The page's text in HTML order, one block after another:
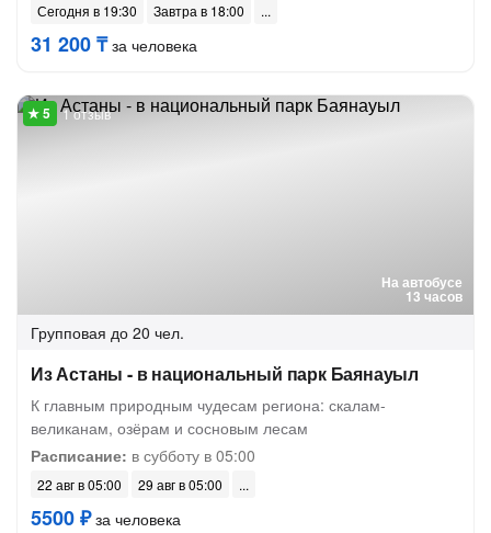
Сегодня в 19:30 Завтра в 18:00
31 200 ₸за человека
На автобусе
13 часов
1 отзыв
Групповая до 20 чел.
Из Астаны - в национальный парк Баянауыл
К главным природным чудесам региона: скалам-
великанам, озёрам и сосновым лесам
Расписание: в субботу в 05:00
22 авг в 05:00 29 авг в 05:00
5500 ₽за человека